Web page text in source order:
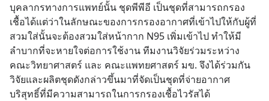
บุคลากรทางการแพทย์นั้น ชุดพีพีอี เป็นชุดที่สามารถกรอง
เชื้อได้แต่ว่าในลักษณะของการกรองอากาศที่เข้าไปให้กับผู้ที่
สวมใส่นั้นจะต้องสวมใส่หน้ากาก N95 เพิ่มเข้าไป ทำให้มี
ลำบากที่จะหายใจต่อการใช้งาน ทีมงานวิจัยร่วมระหว่าง
คณะวิทยาศาสตร์ และ คณะแพทยศาสตร์ มข. จึงได้ร่วมกัน
วิจัยและผลิตชุดดังกล่าวขึ้นมาที่จัดเป็นชุดที่จ่ายอากาศ
บริสุทธิ์ที่มีความสามารถในการกรองเชื้อไวรัสได้